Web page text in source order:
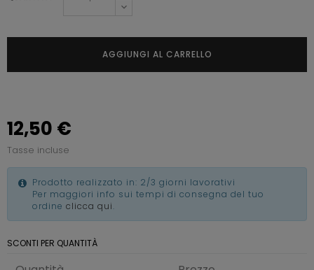
AGGIUNGI AL CARRELLO
12,50 €
Tasse incluse
Prodotto realizzato in: 2/3 giorni lavorativi
Per maggiori info sui tempi di consegna del tuo
ordine clicca qui.
SCONTI PER QUANTITÀ